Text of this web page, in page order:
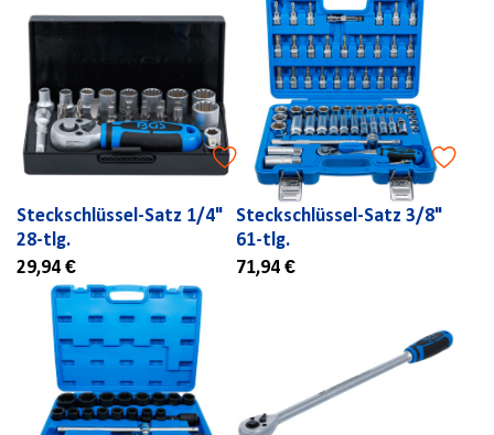
Steckschlüssel-Satz 1/4"
28-tlg.
29,94 €
Steckschlüssel-Satz 3/8"
61-tlg.
71,94 €